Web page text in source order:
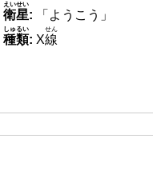
衛星
えいせい
:
「ようこう」
種類
しゅるい
: X線
せん